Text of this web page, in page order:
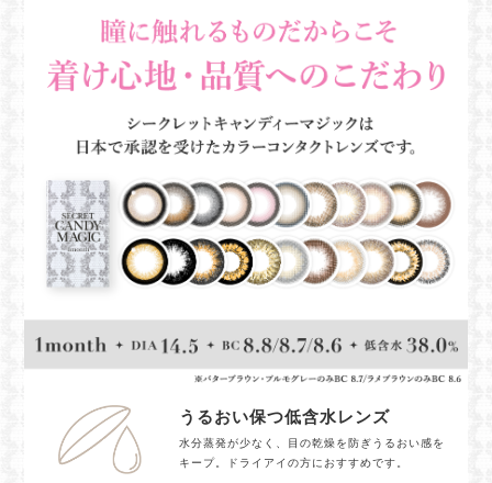
うるおい保つ低含水レンズ
水分蒸発が少なく、目の乾燥を防ぎうるおい感を
キープ。ドライアイの方におすすめです。